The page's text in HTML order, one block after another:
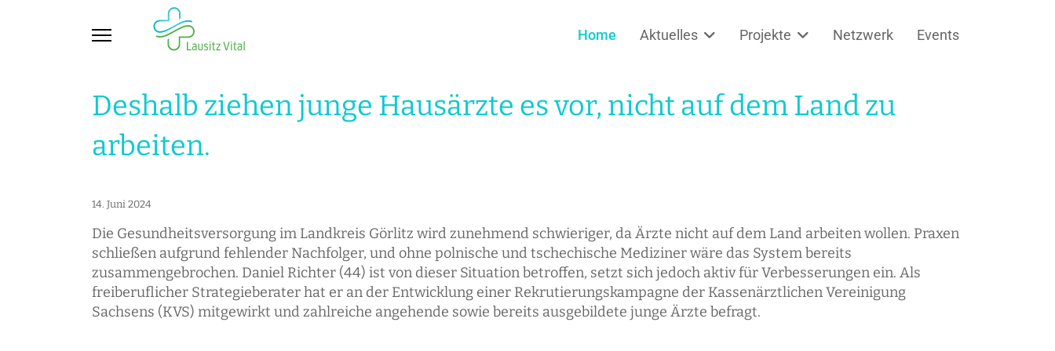
Home Aktuelles Projekte Netzwerk Events
Deshalb ziehen junge Hausärzte es vor, nicht auf dem Land zu
arbeiten.
14. Juni 2024
Die Gesundheitsversorgung im Landkreis Görlitz wird zunehmend schwieriger, da Ärzte nicht auf dem Land arbeiten wollen. Praxen
schließen aufgrund fehlender Nachfolger, und ohne polnische und tschechische Mediziner wäre das System bereits
zusammengebrochen. Daniel Richter (44) ist von dieser Situation betroffen, setzt sich jedoch aktiv für Verbesserungen ein. Als
freiberuflicher Strategieberater hat er an der Entwicklung einer Rekrutierungskampagne der Kassenärztlichen Vereinigung
Sachsens (KVS) mitgewirkt und zahlreiche angehende sowie bereits ausgebildete junge Ärzte befragt.